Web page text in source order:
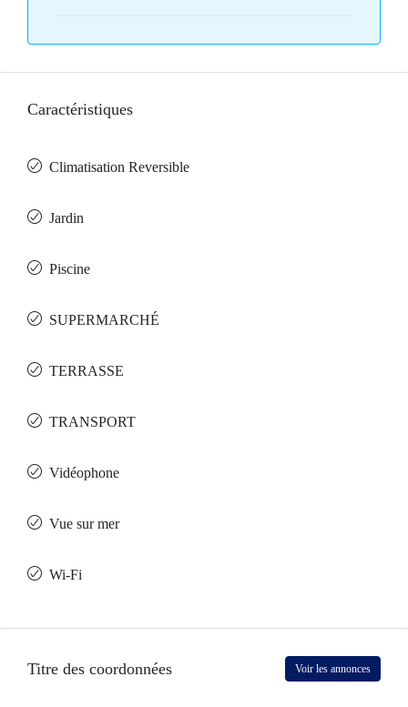
Caractéristiques
Climatisation Reversible
Jardin
Piscine
SUPERMARCHÉ
TERRASSE
TRANSPORT
Vidéophone
Vue sur mer
Wi-Fi
Titre des coordonnées Voir les annonces